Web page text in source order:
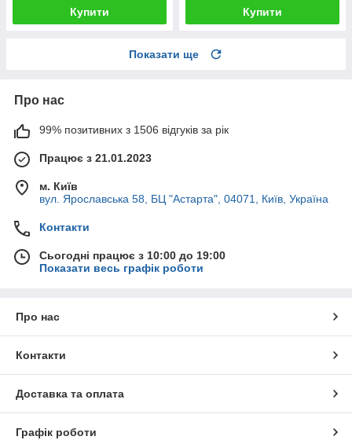
Купити Купити
Показати ще
Про нас
99% позитивних з 1506 відгуків за рік
Працює з 21.01.2023
м. Київ
вул. Ярославська 58, БЦ "Астарта", 04071, Київ, Україна
Контакти
Сьогодні працює з 10:00 до 19:00
Показати весь графік роботи
Про нас
Контакти
Доставка та оплата
Графік роботи